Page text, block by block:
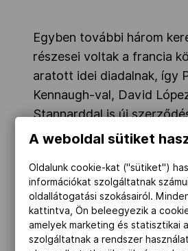
Adatbank
Egyben további három
részesei voltak a francia
aratott idei diadalnak, így
Kennaugh-val, David
Stannarddal is új
klub.
hogy folytathatjuk a
csapattal" – nyilatkozott a
Froome az új szerződés
hozzátette: „lehetetlen
támogatása nélkül versenyt
A weboldal sütiket
Oldalunk cookie-kat ("sütiket")
információkat szolgáltatnak
oldallátogatási szokásairól.
kattintva, Ön beleegyezik a
amelyek marketing és statisztikai
szolgáltatnak a rendszer